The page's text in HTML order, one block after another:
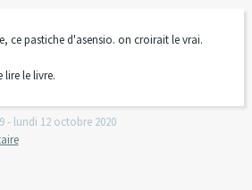
ce pastiche d'asensio. on croirait le vrai.
lire le livre.
- lundi 12 octobre 2020